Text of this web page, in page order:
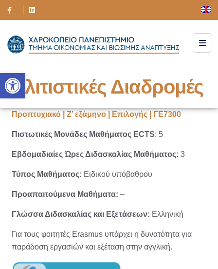
Ανοίξτε τη γραμμή εργαλείων
Πολιτιστικές Διαδρομές
Προπτυχιακό | Ζ’ εξάμηνο | Επιλογής | ΓΕ7300
Πιστωτικές Μονάδες Μαθήματος ECTS: 5
Εβδομαδιαίες Ώρες Διδασκαλίας Μαθήματος: 3
Τύπος Μαθήματος: Ειδικού υπόβαθρου
Προαπαιτούμενα Μαθήματα: –
Γλώσσα Διδασκαλίας και Εξετάσεων: Ελληνική
Για τους φοιτητές Erasmus υπάρχει η δυνατότητα για
παράδοση εργασιών και εξέταση στην αγγλική.